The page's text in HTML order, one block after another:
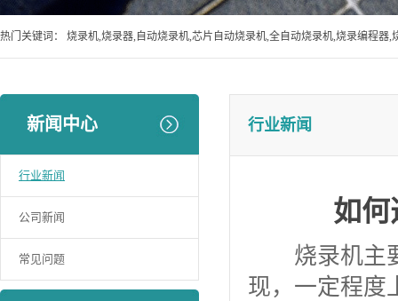
热门关键词： 烧录机,烧录器,自动烧录机,芯片自动烧录机,全自动烧录机,烧录编程器,
新闻中心
行业新闻
公司新闻
常见问题
行业新闻
如何
烧录机主要
现，一定程度